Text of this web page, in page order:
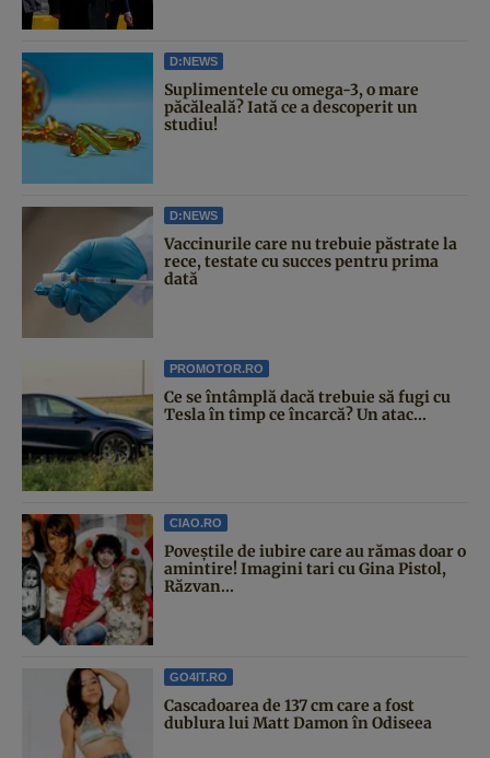
D:NEWS
Suplimentele cu omega-3, o mare
păcăleală? Iată ce a descoperit un
studiu!
D:NEWS
Vaccinurile care nu trebuie păstrate la
rece, testate cu succes pentru prima
dată
PROMOTOR.RO
Ce se întâmplă dacă trebuie să fugi cu
Tesla în timp ce încarcă? Un atac...
CIAO.RO
Poveştile de iubire care au rămas doar o
amintire! Imagini tari cu Gina Pistol,
Răzvan...
GO4IT.RO
Cascadoarea de 137 cm care a fost
dublura lui Matt Damon în Odiseea